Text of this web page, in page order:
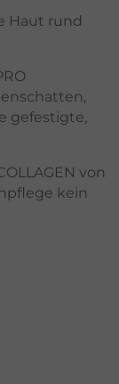
Haut rund
gefestigte,
von
kein